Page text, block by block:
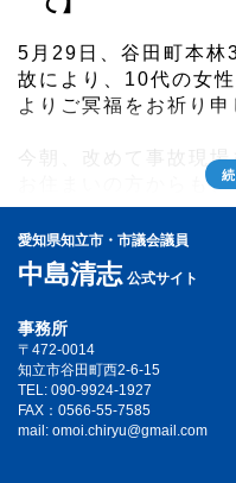
5月29日、谷田町本林
故により、10代の女
よりご冥福をお祈り申
今朝、改めて事故現
お住まいの方からも
た」「何とか改善し
きしました。
この場所については
察へ横断歩道設置の要
し、その願いが実現し
故が発生してしまいま
愛知県知立市・市議会議員
中島清志 公式サイト
事務所
〒472-0014
知立市谷田町西2-6-15
TEL: 090-9924-1927
FAX：0566-55-7585
mail: omoi.chiryu@gmail.com